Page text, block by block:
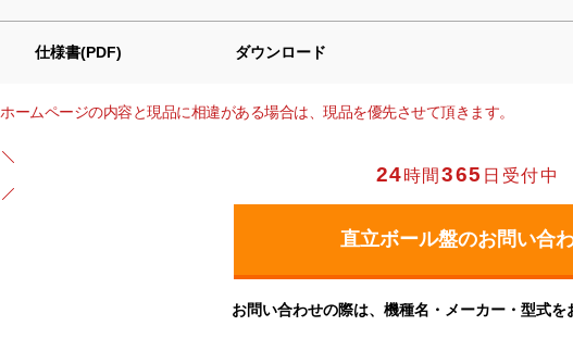
仕様書(PDF) ダウンロード
ホームページの内容と現品に相違がある場合は、現品を優先させて頂きます。
24時間365 日受付中
お問い合わせの際は、機種名・メーカー・型式を